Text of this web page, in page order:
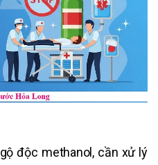
độc methanol, cần xử lý